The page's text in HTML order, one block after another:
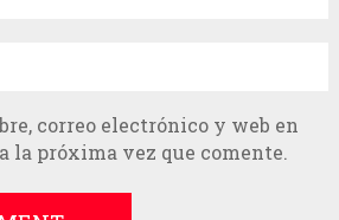
correo electrónico y web en
la próxima vez que comente.